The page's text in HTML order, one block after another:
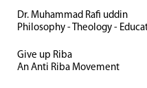
Dr. Muhammad Rafi uddin
Philosophy - Theology -
Give up Riba
An Anti Riba Movement